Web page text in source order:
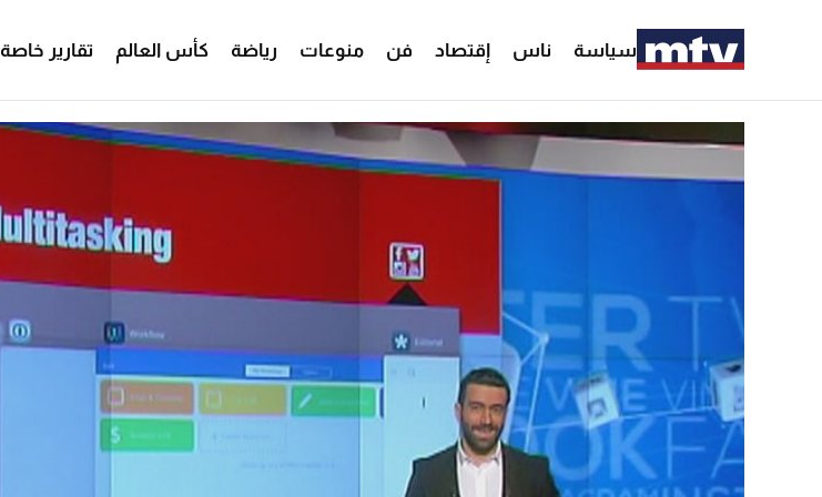
سياسة ناس إقتصاد فن منوعات رياضة كأس العالم تقارير خاصة